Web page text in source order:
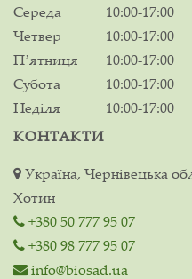
Середа
10:00-17:00
Четвер
10:00-17:00
Пʼятниця
10:00-17:00
Субота
10:00-17:00
Неділя
10:00-17:00
КОНТАКТИ
Україна, Чернівецька
Хотин
+380 50 777 95 07
+380 98 777 95 07
info@biosad.ua